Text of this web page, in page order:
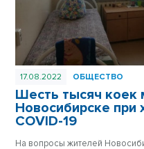
17.08.2022 ОБЩЕСТВО
Шесть тысяч коек
Новосибирске при
COVID-19
На вопросы жителей